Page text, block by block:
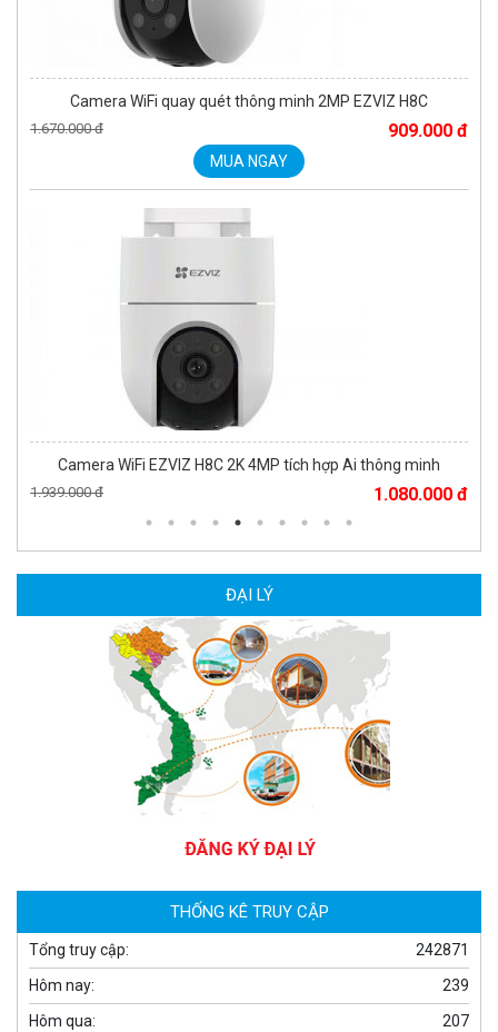
Camera WiFi quay quét thông minh 2MP EZVIZ H8C
1.670.000 đ 909.000 đ
MUA NGAY
Camera WiFi EZVIZ H8C 2K 4MP tích hợp Ai thông minh
1.939.000 đ 1.080.000 đ
MUA NGAY
MUA NGAY
ĐẠI LÝ
THỐNG KÊ TRUY CẬP
242871
Tổng truy cập:
239
Hôm nay:
207
Hôm qua: